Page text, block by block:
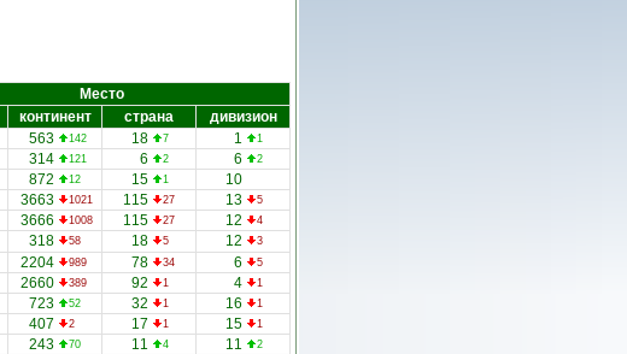
Место
континент страна
дивизион
142
563 7
18 1
1
121
314 2
6 2
6
12
872 1
15
10
1021
3663 27
115 5
13
1008
3666 27
115 4
12
58
318 5
18 3
12
989
2204 34
78 5
6
389
2660 1
92 1
4
52
723 1
32 1
16
2
407 1
17 1
15
70
243 4
11 2
11